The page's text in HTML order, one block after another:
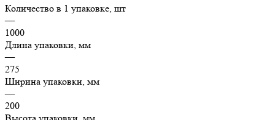
Количество в 1 упаковке, шт
—
1000
Длина упаковки, мм
—
275
Ширина упаковки, мм
—
200